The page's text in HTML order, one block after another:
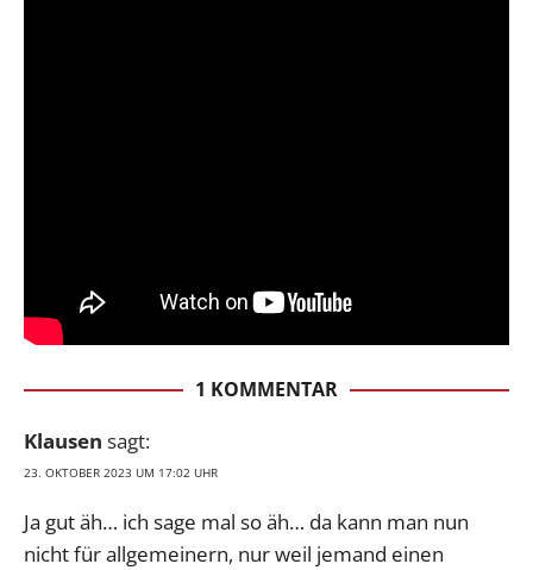
1 KOMMENTAR
Klausen sagt:
23. OKTOBER 2023 UM 17:02 UHR
Ja gut äh… ich sage mal so äh… da kann man nun
nicht für allgemeinern, nur weil jemand einen